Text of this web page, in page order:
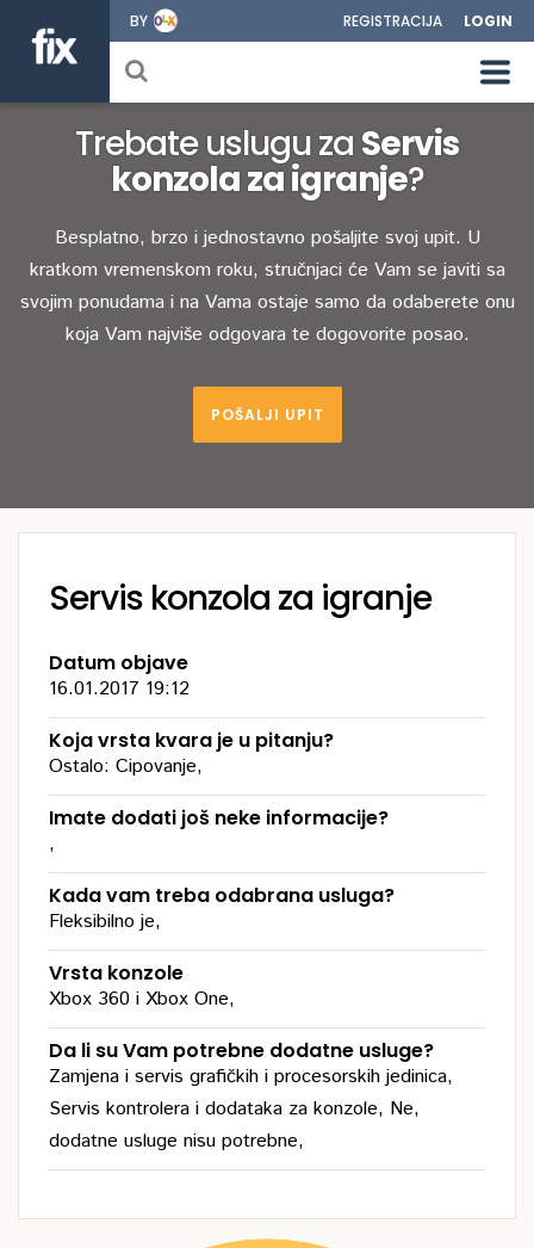
BY REGISTRACIJA LOGIN
Trebate uslugu za Servis
konzola za igranje?
Besplatno, brzo i jednostavno pošaljite svoj upit. U
kratkom vremenskom roku, stručnjaci će Vam se javiti sa
svojim ponudama i na Vama ostaje samo da odaberete onu
koja Vam najviše odgovara te dogovorite posao.
POŠALJI UPIT
Servis konzola za igranje
Datum objave
16.01.2017 19:12
Koja vrsta kvara je u pitanju?
Ostalo: Cipovanje,
Imate dodati još neke informacije?
,
Kada vam treba odabrana usluga?
Fleksibilno je,
Vrsta konzole
Xbox 360 i Xbox One,
Da li su Vam potrebne dodatne usluge?
Zamjena i servis grafičkih i procesorskih jedinica,
Servis kontrolera i dodataka za konzole, Ne,
dodatne usluge nisu potrebne,